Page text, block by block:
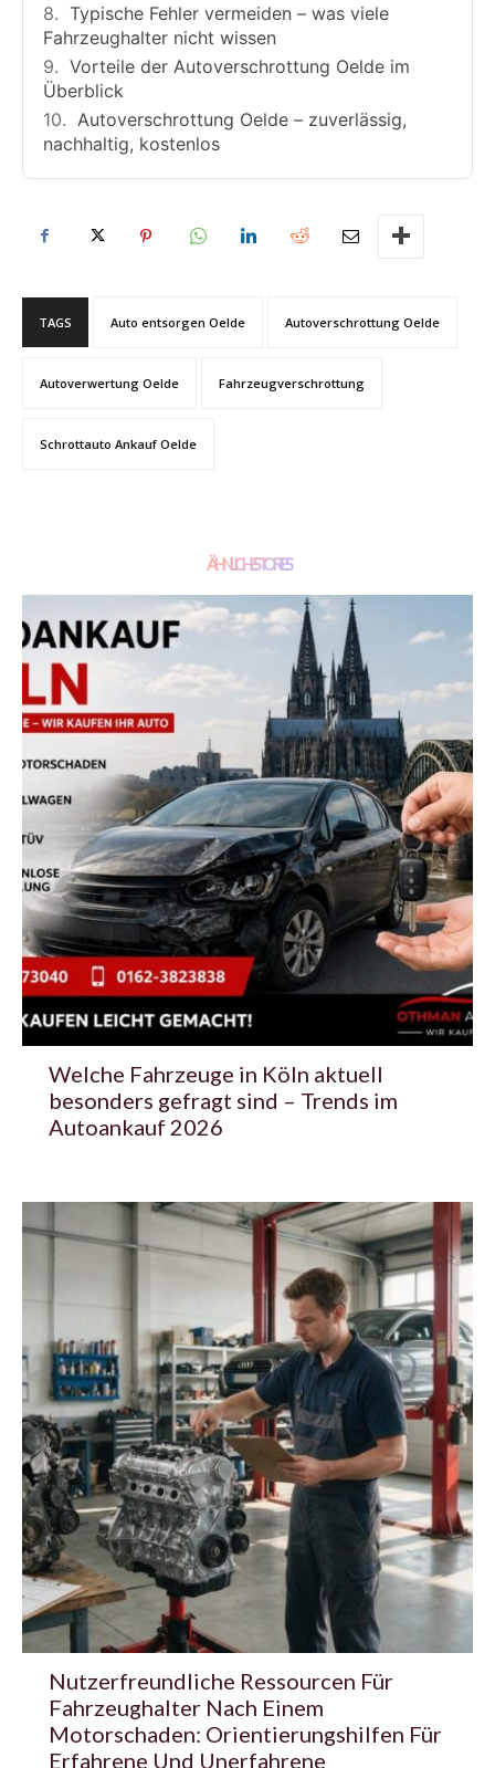
Typische Fehler vermeiden – was viele
Fahrzeughalter nicht wissen
Vorteile der Autoverschrottung Oelde im
Überblick
Autoverschrottung Oelde – zuverlässig,
nachhaltig, kostenlos
TAGS Auto entsorgen Oelde Autoverschrottung Oelde
Autoverwertung Oelde Fahrzeugverschrottung
Schrottauto Ankauf Oelde
ÄHNLICHE STORIES
Welche Fahrzeuge in Köln aktuell
besonders gefragt sind – Trends im
Autoankauf 2026
Nutzerfreundliche Ressourcen Für
Fahrzeughalter Nach Einem
Motorschaden: Orientierungshilfen Für
Erfahrene Und Unerfahrene